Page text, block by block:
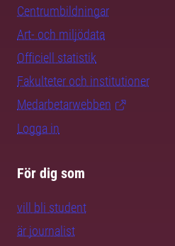
Centrumbildningar
Art- och miljödata
Officiell statistik
Fakulteter och institutioner
Medarbetarwebben
Logga in
För dig som
vill bli student
är journalist